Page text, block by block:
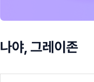
나야, 그레이존